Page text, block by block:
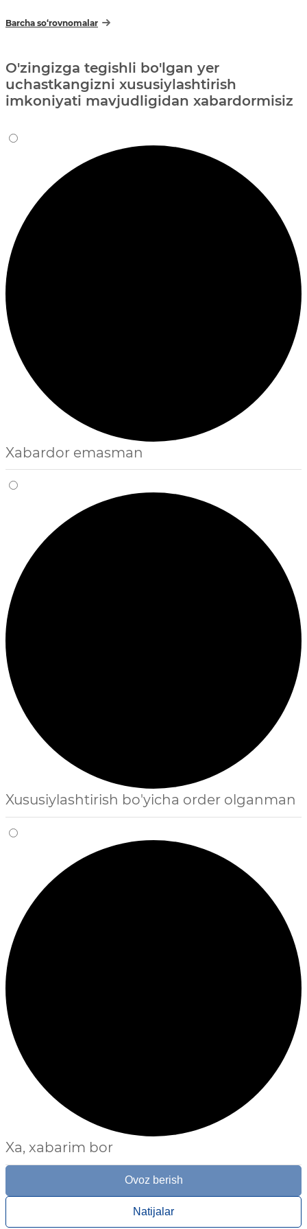
Barcha so‘rovnomalar
O'zingizga tegishli bo'lgan yer
uchastkangizni xususiylashtirish
imkoniyati mavjudligidan xabardormisiz
Xabardor emasman
Xususiylashtirish bo'yicha order olganman
Xa, xabarim bor
Ovoz berish
Natijalar